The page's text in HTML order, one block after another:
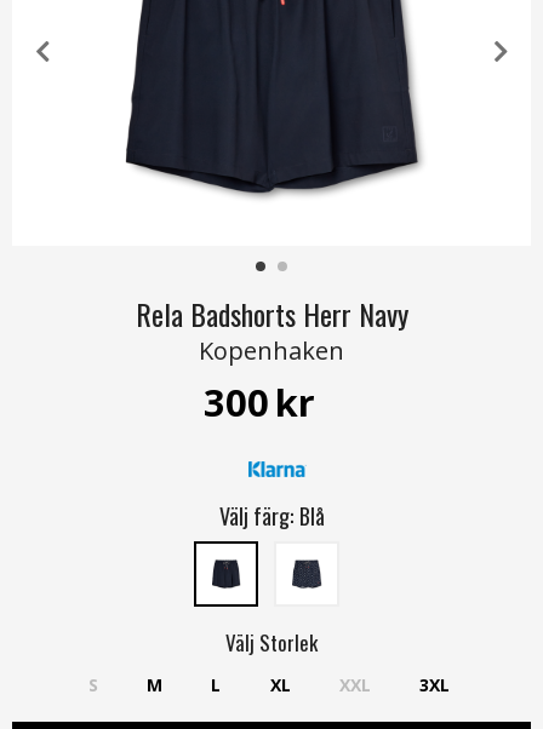
Rela Badshorts Herr Navy
Kopenhaken
300kr
Välj färg: Blå
Välj Storlek
S M L XL XXL 3XL